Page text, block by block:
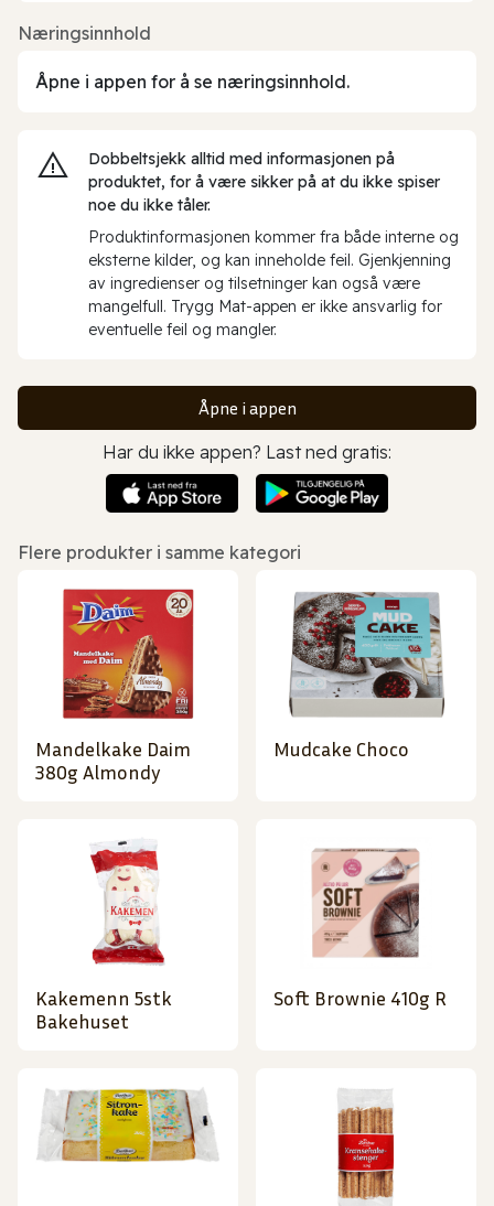
Næringsinnhold
Åpne i appen for å se næringsinnhold.
Dobbeltsjekk alltid med informasjonen på
produktet, for å være sikker på at du ikke spiser
noe du ikke tåler.
Produktinformasjonen kommer fra både interne og
eksterne kilder, og kan inneholde feil. Gjenkjenning
av ingredienser og tilsetninger kan også være
mangelfull. Trygg Mat-appen er ikke ansvarlig for
eventuelle feil og mangler.
Åpne i appen
Har du ikke appen? Last ned gratis:
Flere produkter i samme kategori
Mandelkake Daim
380g Almondy
Mudcake Choco
Kakemenn 5stk
Bakehuset
Soft Brownie 410g R